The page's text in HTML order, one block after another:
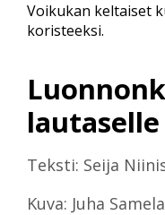
lautaselle
Teksti: Seija
Kuva: Juha Samela
Voikukan keltaiset
koristeeksi.